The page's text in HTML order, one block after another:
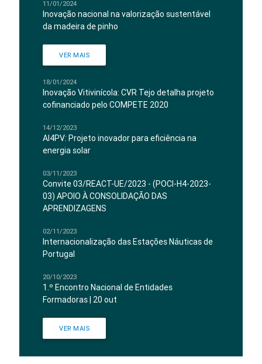
11/01/2024
Inovação nacional na valorização sustentável
da madeira de pinho
VER MAIS
18/01/2024
Inovação Vitivinícola: CVR Tejo detalha projeto
cofinanciado pelo COMPETE 2020
14/12/2023
AI4PV: Projeto inovador para eficiência na
energia solar
03/11/2023
Convite 03/REACT-UE/2023 - (POCI-H4-2023-
03) APOIO À CONSOLIDAÇÃO DAS
APRENDIZAGENS
02/11/2023
Internacionalização das Estações Náuticas de
Portugal
20/10/2023
1.º Encontro Nacional de Entidades
Formadoras | 20 out
VER MAIS